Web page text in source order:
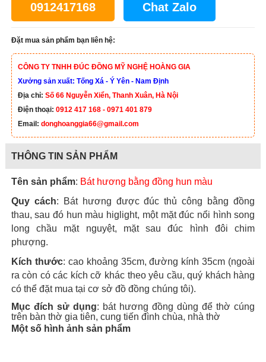
0912417168 Chat Zalo
Đặt mua sản phẩm bạn liên hệ:
CÔNG TY TNHH ĐÚC ĐỒNG MỸ NGHỆ HOÀNG GIA
Xưởng sản xuất: Tống Xá - Ý Yên - Nam Định
Địa chỉ:Số 66 Nguyễn Xiển, Thanh Xuân, Hà Nội
Điện thoại:0912 417 168 - 0971 401 879
Email:donghoanggia66@gmail.com
THÔNG TIN SẢN PHẨM
Tên sản phẩm: Bát hương bằng đồng hun màu
Quy cách: Bát hương được đúc thủ công bằng đồng
thau, sau đó hun màu higlight, một mặt đúc nổi hình song
long chầu mặt nguyệt, mặt sau đúc hình đôi chim
phượng.
Kích thước: cao khoảng 35cm, đường kính 35cm (ngoài
ra còn có các kích cỡ khác theo yêu cầu, quý khách hàng
có thể đặt mua tại cơ sở đồ đồng chúng tôi).
Mục đích sử dụng: bát hương đồng dùng để thờ cúng
trên bàn thờ gia tiên, cung tiến đình chùa, nhà thờ
Một số hình ảnh sản phẩm